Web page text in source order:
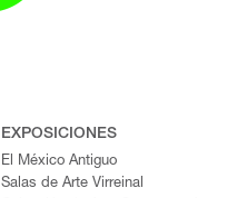
EXPOSICIONES
El México Antiguo
Salas de Arte Virreinal